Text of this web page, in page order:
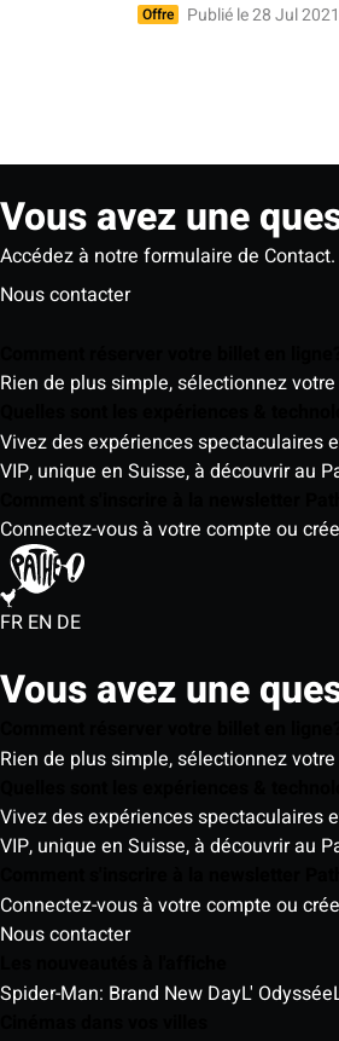
Offre Publié le 28 Jul 2021
Vous avez une
Accédez à notre formulaire de Contact.
Nous contacter
Rien de plus simple, sélectionnez
Vivez des expériences spectaculaires
VIP, unique en Suisse, à découvrir au
Connectez-vous à votre compte ou
FR EN DE
Vous avez une
Rien de plus simple, sélectionnez
Vivez des expériences spectaculaires
VIP, unique en Suisse, à découvrir au
Connectez-vous à votre compte ou
Nous contacter
Spider-Man: Brand New DayL' Odyssée